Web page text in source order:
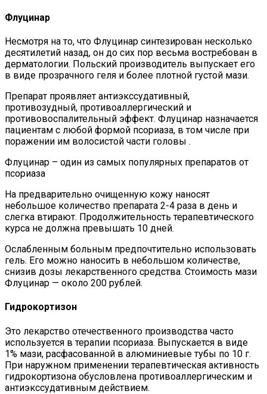
Флуцинар
Несмотря на то, что Флуцинар синтезирован несколько
десятилетий назад, он до сих пор весьма востребован в
дерматологии. Польский производитель выпускает его
в виде прозрачного геля и более плотной густой мази.
Препарат проявляет антиэкссудативный,
противозудный, противоаллергический и
противовоспалительный эффект. Флуцинар назначается
пациентам с любой формой псориаза, в том числе при
поражении им волосистой части головы .
Флуцинар – один из самых популярных препаратов от
псориаза
На предварительно очищенную кожу наносят
небольшое количество препарата 2-4 раза в день и
слегка втирают. Продолжительность терапевтического
курса не должна превышать 10 дней.
Ослабленным больным предпочтительно использовать
гель. Его можно наносить в небольшом количестве,
снизив дозы лекарственного средства. Стоимость мази
Флуцинар — около 200 рублей.
Гидрокортизон
Это лекарство отечественного производства часто
используется в терапии псориаза. Выпускается в виде
1% мази, расфасованной в алюминиевые тубы по 10 г.
При наружном применении терапевтическая активность
гидрокортизона обусловлена противоаллергическим и
антиэкссудативным действием.